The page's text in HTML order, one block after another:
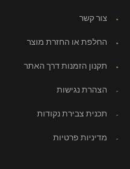
צור קשר
החלפת או החזרת מוצר
תקנון הזמנות דרך האתר
הצהרת נגישות
תכנית צבירת נקודות
מדיניות פרטיות